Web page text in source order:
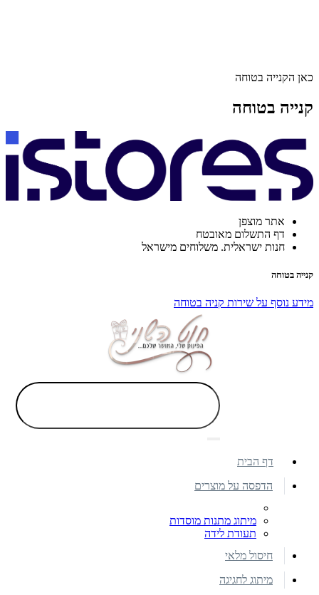
כאן הקנייה בטוחה
קנייה בטוחה
אתר מוצפן
דף התשלום מאובטח
חנות ישראלית. משלוחים מישראל
קנייה בטוחה
מידע נוסף על שירות קניה בטוחה
דף הבית
הדפסה על מוצרים
מיתוג מתנות מוסדות
תעודת לידה
חיסול מלאי
מיתוג לחגיגה